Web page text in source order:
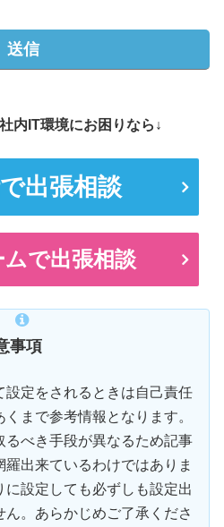
内IT環境にお困りなら↓
出張相談
ムで出張相談
事項
設定をされるときは自己責任
まで参考情報となります。
るべき手段が異なるため記事
出来ているわけではありま
設定しても必ずしも設定出
。あらかじめご了承くださ